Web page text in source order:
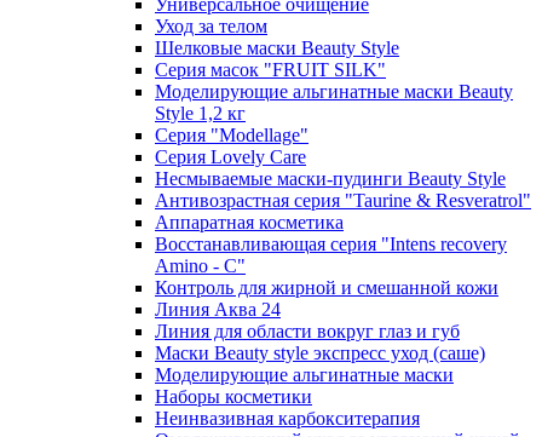
Универсальное очищение
Уход за телом
Шелковые маски Beauty Style
Серия масок "FRUIT SILK"
Моделирующие альгинатные маски Beauty
Style 1,2 кг
Серия "Modellage"
Cерия Lovely Care
Несмываемые маски-пудинги Beauty Style
Антивозрастная серия "Taurine & Resveratrol"
Аппаратная косметика
Восстанавливающая серия "Intens recovery
Amino - C"
Контроль для жирной и смешанной кожи
Линия Аква 24
Линия для области вокруг глаз и губ
Маски Beauty style экспресс уход (саше)
Моделирующие альгинатные маски
Наборы косметики
Неинвазивная карбокситерапия